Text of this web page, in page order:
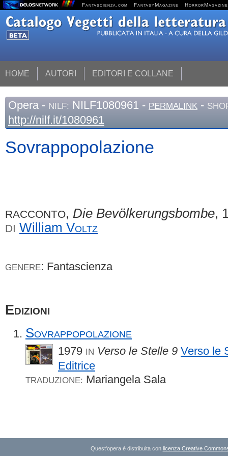
Fantascienza.com FantasyMagazine HorrorMagazine
HOME AUTORI EDITORI E COLLANE
Opera - NILF: NILF1080961 - PERMALINK -
http://nilf.it/1080961
Sovrappopolazione
RACCONTO, Die Bevölkerungsbombe,
DI William Voltz
GENERE: Fantascienza
Edizioni
Sovrappopolazione
1979 IN Verso le Stelle 9 Verso le
Editrice
TRADUZIONE: Mariangela Sala
Quest'opera è distribuita con licenza Creative